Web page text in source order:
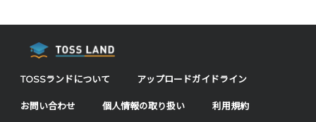
TOSSランドについて アップロードガイドライン
お問い合わせ 個人情報の取り扱い 利用規約